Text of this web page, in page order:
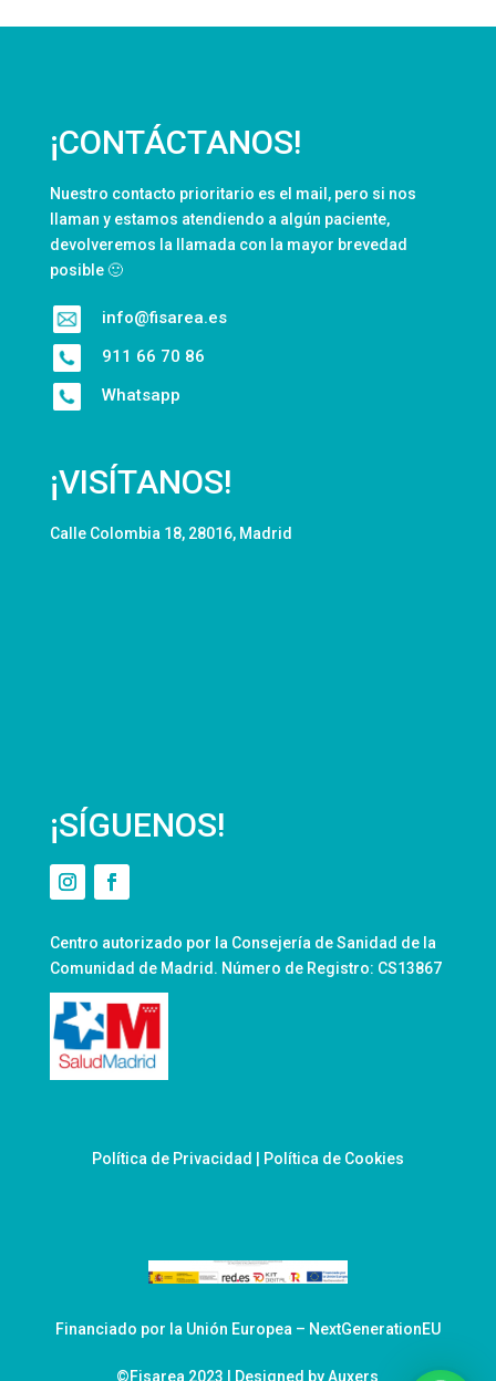
¡CONTÁCTANOS!
Nuestro contacto prioritario es el mail, pero si nos
llaman y estamos atendiendo a algún paciente,
devolveremos la llamada con la mayor brevedad
posible 🙂
info@fisarea.es
911 66 70 86
Whatsapp
¡VISÍTANOS!
Calle Colombia 18, 28016, Madrid
¡SÍGUENOS!
Centro autorizado por la Consejería de Sanidad de la
Comunidad de Madrid. Número de Registro: CS13867
Política de Privacidad Política de Cookies
Financiado por la Unión Europea – NextGenerationEU
©Fisarea 2023 | Designed by Auxers